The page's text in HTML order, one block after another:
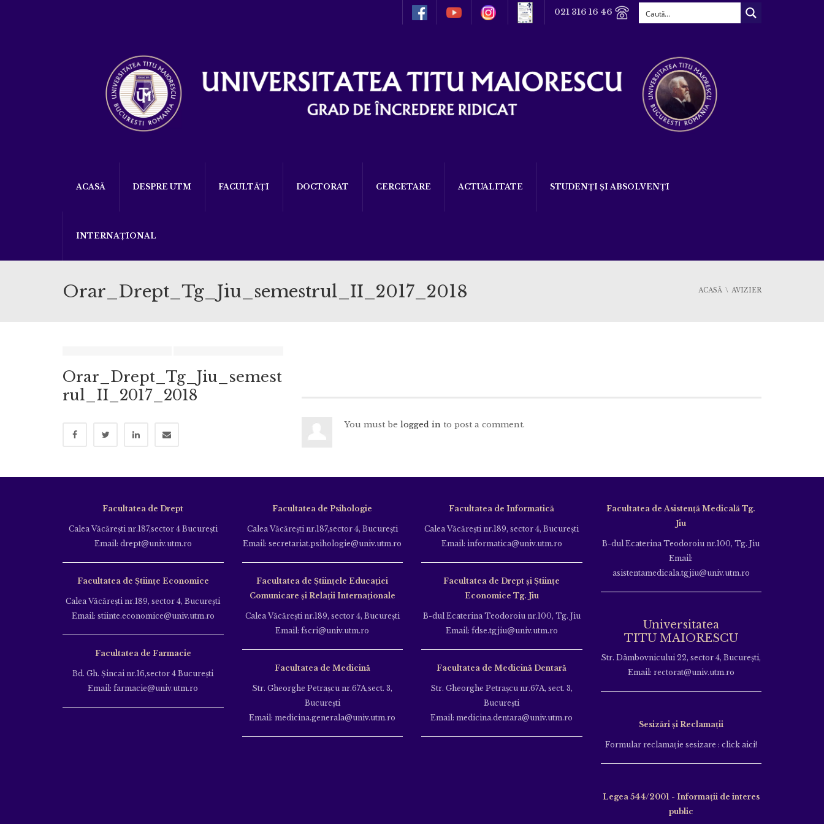
021 316 16 46
ACASĂ DESPRE UTM FACULTĂȚI DOCTORAT CERCETARE ACTUALITATE STUDENȚI ȘI ABSOLVENȚI
INTERNAȚIONAL
Orar_Drept_Tg_Jiu_semestrul_II_2017_2018 ACASĂ AVIZIER
You must be logged in to post a comment.
Orar_Drept_Tg_Jiu_semest
rul_II_2017_2018
Facultatea de Drept
Calea Văcăreşti nr.187,sector 4 Bucureşti
Email: drept@univ.utm.ro
Facultatea de Științe Economice
Calea Văcăreşti nr.189, sector 4, Bucureşti
Email: stiinte.economice@univ.utm.ro
Facultatea de Farmacie
Bd. Gh. Şincai nr.16,sector 4 Bucureşti
Email: farmacie@univ.utm.ro
Facultatea de Psihologie
Calea Văcăreşti nr.187,sector 4, Bucureşti
Email: secretariat.psihologie@univ.utm.ro
Facultatea de Ştiinţele Educației
Comunicare și Relații Internaționale
Calea Văcăreşti nr.189, sector 4, Bucureşti
Email: fscri@univ.utm.ro
Facultatea de Medicină
Str. Gheorghe Petraşcu nr.67A,sect. 3,
Bucureşti
Email: medicina.generala@univ.utm.ro
Facultatea de Informatică
Calea Văcăreşti nr.189, sector 4, Bucureşti
Email: informatica@univ.utm.ro
Facultatea de Drept și Științe
Economice Tg. Jiu
B-dul Ecaterina Teodoroiu nr.100, Tg. Jiu
Email: fdse.tgjiu@univ.utm.ro
Facultatea de Medicină Dentară
Str. Gheorghe Petraşcu nr.67A, sect. 3,
Bucureşti
Email: medicina.dentara@univ.utm.ro
Facultatea de Asistență Medicală Tg.
Jiu
B-dul Ecaterina Teodoroiu nr.100, Tg. Jiu
Email:
asistentamedicala.tgjiu@univ.utm.ro
Universitatea
TITU MAIORESCU
Str. Dâmbovnicului 22, sector 4, București,
Email: rectorat@univ.utm.ro
Sesizări și Reclamații
Formular reclamație sesizare : click aici!
Legea 544/2001 - Informații de interes
public